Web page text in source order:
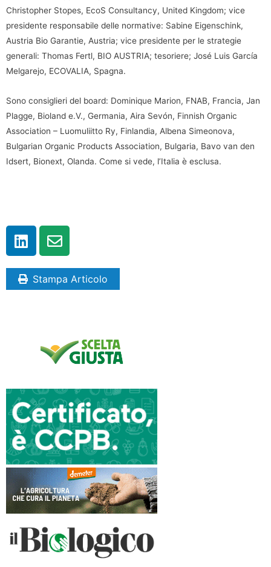
Christopher Stopes, EcoS Consultancy, United Kingdom; vice
presidente responsabile delle normative: Sabine Eigenschink,
Austria Bio Garantie, Austria; vice presidente per le strategie
generali: Thomas Fertl, BIO AUSTRIA; tesoriere; José Luis García
Melgarejo, ECOVALIA, Spagna.
Sono consiglieri del board: Dominique Marion, FNAB, Francia, Jan
Plagge, Bioland e.V., Germania, Aira Sevón, Finnish Organic
Association – Luomuliitto Ry, Finlandia, Albena Simeonova,
Bulgarian Organic Products Association, Bulgaria, Bavo van den
Idsert, Bionext, Olanda. Come si vede, l’Italia è esclusa.
Stampa Articolo